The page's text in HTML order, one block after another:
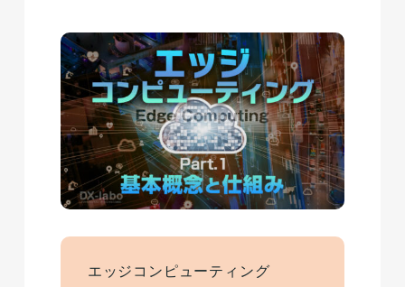
エッジコンピューティング